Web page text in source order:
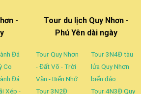
-
Đá
Co
Đá
Xép -
Tour du lịch Quy Nhơn -
Phú Yên dài ngày
Tour Quy Nhơn
- Đất Võ - Trời
Văn - Biển Nhớ
Tour 3N2Đ:
Tour 3N4Đ tàu
lửa Quy Nhơn
biển đảo
Tour 4N3Đ Quy